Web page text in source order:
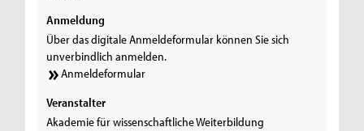
Anmeldung
Über das digitale Anmeldeformular können Sie sich
unverbindlich anmelden.
Anmeldeformular
Veranstalter
Akademie für wissenschaftliche Weiterbildung